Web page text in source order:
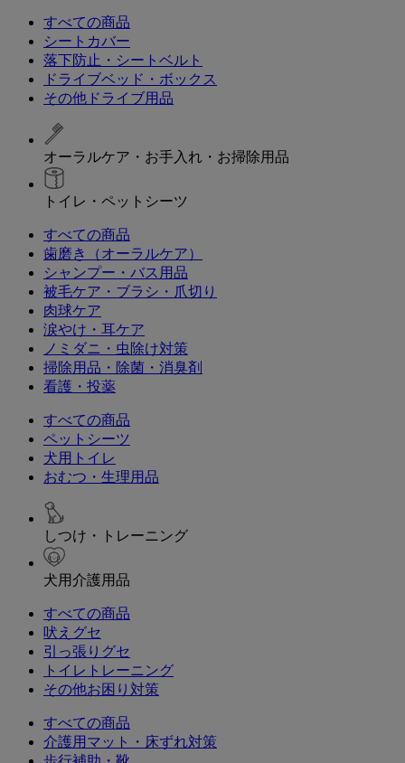
すべての商品
シートカバー
落下防止・シートベルト
ドライブベッド・ボックス
その他ドライブ用品
オーラルケア・お手入れ・お掃除用品
トイレ・ペットシーツ
すべての商品
歯磨き（オーラルケア）
シャンプー・バス用品
被毛ケア・ブラシ・爪切り
肉球ケア
涙やけ・耳ケア
ノミダニ・虫除け対策
掃除用品・除菌・消臭剤
看護・投薬
すべての商品
ペットシーツ
犬用トイレ
おむつ・生理用品
しつけ・トレーニング
犬用介護用品
すべての商品
吠えグセ
引っ張りグセ
トイレトレーニング
その他お困り対策
すべての商品
介護用マット・床ずれ対策